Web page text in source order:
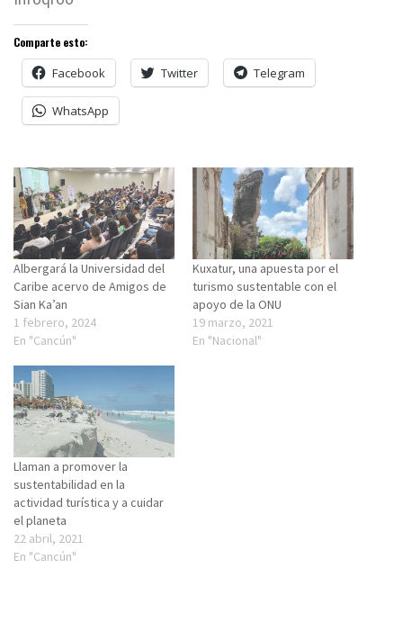
Comparte esto:
Facebook Twitter Telegram
WhatsApp
Albergará la Universidad del
Caribe acervo de Amigos de
Sian Ka’an
1 febrero, 2024
En "Cancún"
Kuxatur, una apuesta por el
turismo sustentable con el
apoyo de la ONU
19 marzo, 2021
En "Nacional"
Llaman a promover la
sustentabilidad en la
actividad turística y a cuidar
el planeta
22 abril, 2021
En "Cancún"